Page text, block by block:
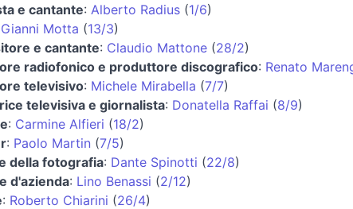
e cantante: Alberto Radius(1/6)
Gianni Motta (13/3)
e cantante: Claudio Mattone(28/2)
radiofonico e produttore discografico: Renato
televisivo: Michele Mirabella (7/7)
televisiva e giornalista: Donatella Raffai (8/9)
: Carmine Alfieri (18/2)
: Paolo Martin (7/5)
della fotografia: Dante Spinotti (22/8)
d'azienda: Lino Benassi (2/12)
: Roberto Chiarini (26/4)